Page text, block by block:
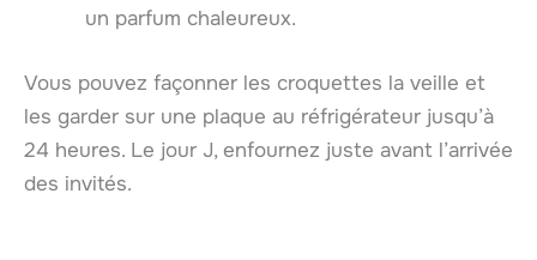
un parfum chaleureux.
Vous pouvez façonner les croquettes la veille et
les garder sur une plaque au réfrigérateur jusqu’à
24 heures. Le jour J, enfournez juste avant l’arrivée
des invités.